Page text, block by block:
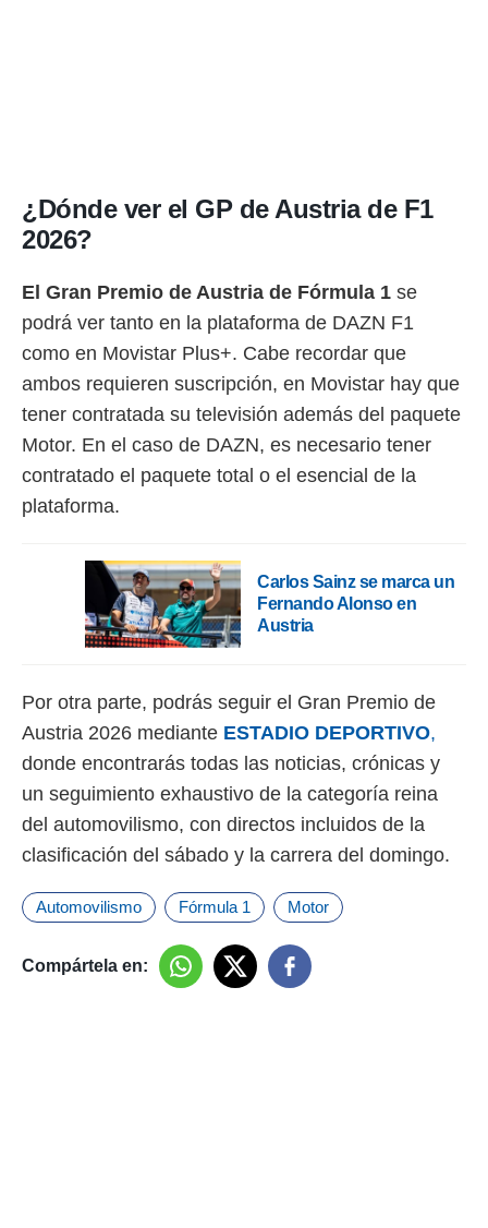
¿Dónde ver el GP de Austria de F1
2026?
El Gran Premio de Austria de Fórmula 1 se
podrá ver tanto en la plataforma de DAZN F1
como en Movistar Plus+. Cabe recordar que
ambos requieren suscripción, en Movistar hay que
tener contratada su televisión además del paquete
Motor. En el caso de DAZN, es necesario tener
contratado el paquete total o el esencial de la
plataforma.
Carlos Sainz se marca un
Fernando Alonso en
Austria
Por otra parte, podrás seguir el Gran Premio de
Austria 2026 mediante ESTADIO DEPORTIVO,
donde encontrarás todas las noticias, crónicas y
un seguimiento exhaustivo de la categoría reina
del automovilismo, con directos incluidos de la
clasificación del sábado y la carrera del domingo.
Automovilismo Fórmula 1 Motor
Compártela en: